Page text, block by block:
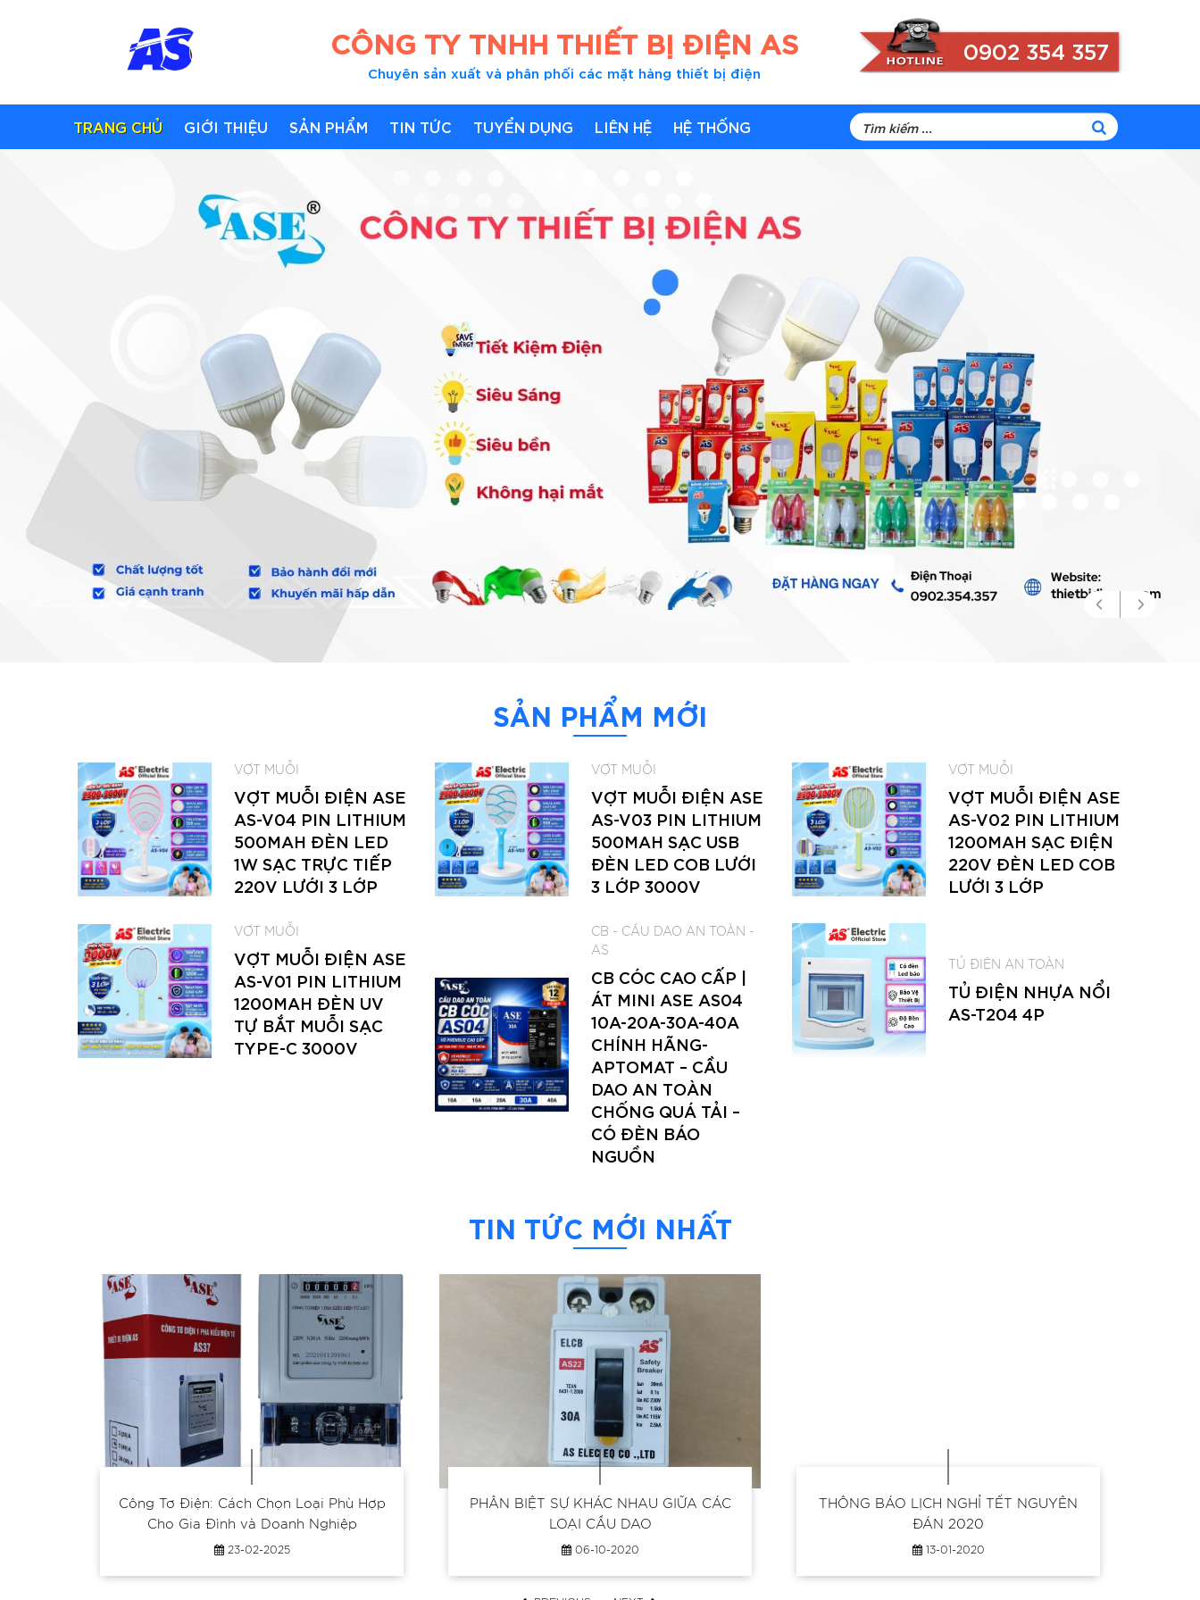
CÔNG TY TNHH THIẾT BỊ ĐIỆN AS
Chuyên sản xuất và phân phối các mặt hàng thiết bị điện
0902 354 357
TRANG CHỦ GIỚI THIỆU SẢN PHẨM TIN TỨC TUYỂN DỤNG LIÊN HỆ HỆ THỐNG
SẢN PHẨM MỚI
VỢT MUỖI
VỢT MUỖI ĐIỆN ASE
AS-V04 PIN LITHIUM
500MAH ĐÈN LED
1W SẠC TRỰC TIẾP
220V LƯỚI 3 LỚP
VỢT MUỖI
VỢT MUỖI ĐIỆN ASE
AS-V03 PIN LITHIUM
500MAH SẠC USB
ĐÈN LED COB LƯỚI
3 LỚP 3000V
VỢT MUỖI
VỢT MUỖI ĐIỆN ASE
AS-V02 PIN LITHIUM
1200MAH SẠC ĐIỆN
220V ĐÈN LED COB
LƯỚI 3 LỚP
VỢT MUỖI
VỢT MUỖI ĐIỆN ASE
AS-V01 PIN LITHIUM
1200MAH ĐÈN UV
TỰ BẮT MUỖI SẠC
TYPE-C 3000V
CB - CẦU DAO AN TOÀN -
AS
CB CÓC CAO CẤP |
ÁT MINI ASE AS04
10A-20A-30A-40A
CHÍNH HÃNG-
APTOMAT – CẦU
DAO AN TOÀN
CHỐNG QUÁ TẢI –
CÓ ĐÈN BÁO
NGUỒN
TỦ ĐIỆN AN TOÀN
TỦ ĐIỆN NHỰA NỔI
AS-T204 4P
TIN TỨC MỚI NHẤT
Công Tơ Điện: Cách Chọn Loại Phù Hợp
Cho Gia Đình và Doanh Nghiệp
23-02-2025
PHÂN BIỆT SỰ KHÁC NHAU GIỮA CÁC
LOẠI CẦU DAO
06-10-2020
THÔNG BÁO LỊCH NGHỈ TẾT NGUYÊN
ĐÁN 2020
13-01-2020